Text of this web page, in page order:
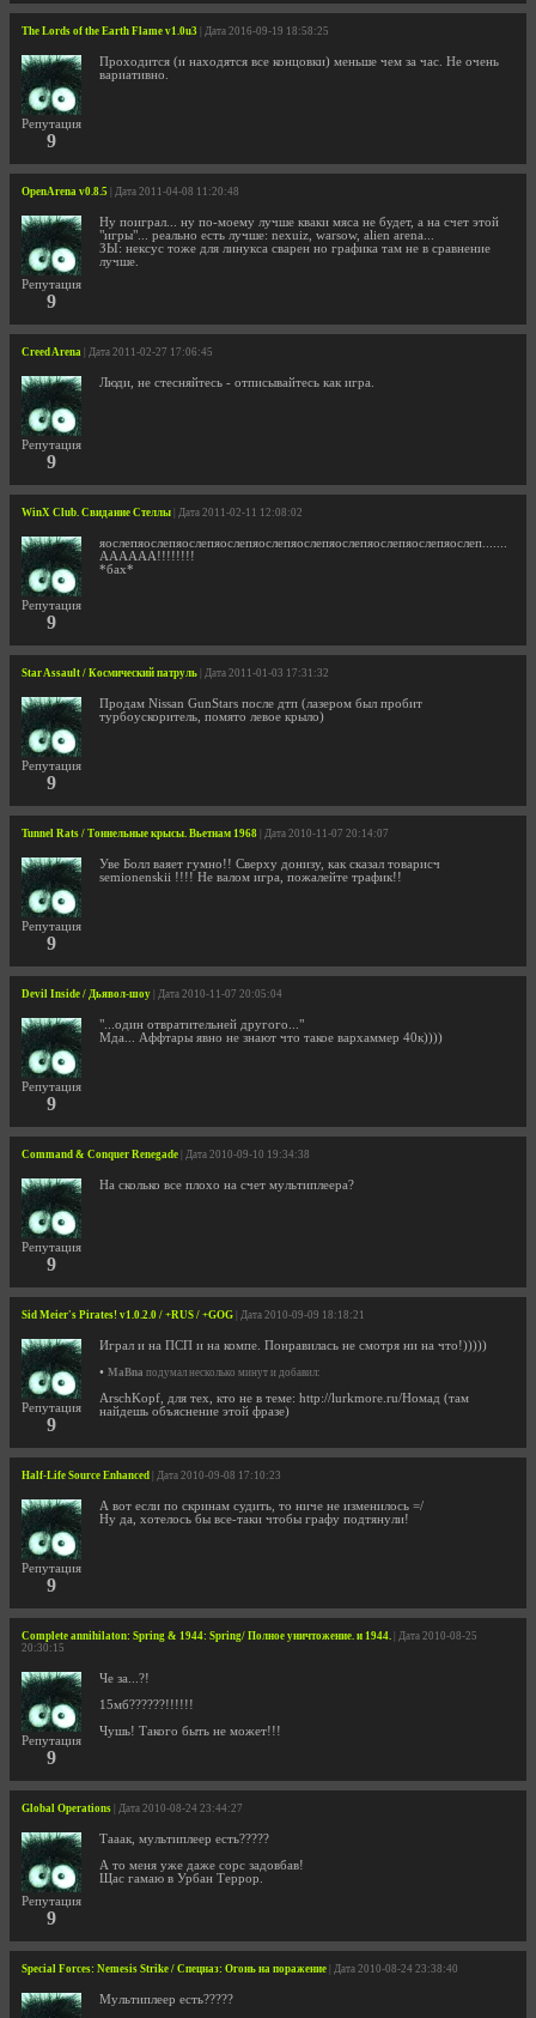
The Lords of the Earth Flame v1.0u3 | Дата 2016-09-19 18:58:25
Репутация
9
Проходится (и находятся все концовки) меньше чем за час. Не очень
вариативно.
OpenArena v0.8.5 | Дата 2011-04-08 11:20:48
Репутация
9
Ну поиграл... ну по-моему лучше кваки мяса не будет, а на счет этой
"игры"... реально есть лучше: nexuiz, warsow, alien arena...
ЗЫ: нексус тоже для линукса сварен но графика там не в сравнение
лучше.
Creed Arena | Дата 2011-02-27 17:06:45
Репутация
9
Люди, не стесняйтесь - отписывайтесь как игра.
WinX Club. Свидание Стеллы | Дата 2011-02-11 12:08:02
Репутация
9
яослепяослепяослепяослепяослепяослепяослепяослепяослепяослеп.......
АААААА!!!!!!!!
*бах*
Star Assault / Космический патруль | Дата 2011-01-03 17:31:32
Репутация
9
Продам Nissan GunStars после дтп (лазером был пробит
турбоускоритель, помято левое крыло)
Tunnel Rats / Тоннельные крысы. Вьетнам 1968 | Дата 2010-11-07 20:14:07
Репутация
9
Уве Болл ваяет гумно!! Сверху донизу, как сказал товарисч
semionenskii !!!! Не валом игра, пожалейте трафик!!
Devil Inside / Дьявол-шоу | Дата 2010-11-07 20:05:04
Репутация
9
"...один отвратительней другого..."
Мда... Аффтары явно не знают что такое вархаммер 40к))))
Command & Conquer Renegade | Дата 2010-09-10 19:34:38
Репутация
9
На сколько все плохо на счет мультиплеера?
Sid Meier's Pirates! v1.0.2.0 / +RUS / +GOG | Дата 2010-09-09 18:18:21
Репутация
9
Играл и на ПСП и на компе. Понравилась не смотря ни на что!)))))
• MaBna подумал несколько минут и добавил:
ArschKopf, для тех, кто не в теме: http://lurkmore.ru/Номад (там
найдешь объяснение этой фразе)
Half-Life Source Enhanced | Дата 2010-09-08 17:10:23
Репутация
9
А вот если по скринам судить, то ниче не изменилось =/
Ну да, хотелось бы все-таки чтобы графу подтянули!
Complete annihilaton: Spring & 1944: Spring/ Полное уничтожение. и 1944. | Дата 2010-08-25
20:30:15
Репутация
9
Че за...?!
15мб??????!!!!!!
Чушь! Такого быть не может!!!
Global Operations | Дата 2010-08-24 23:44:27
Репутация
9
Тааак, мультиплеер есть?????
А то меня уже даже сорс задовбав!
Щас гамаю в Урбан Террор.
Special Forces: Nemesis Strike / Спецназ: Огонь на поражение | Дата 2010-08-24 23:38:40
Мультиплеер есть?????